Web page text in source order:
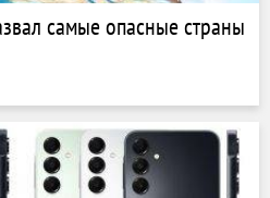
самые опасные страны